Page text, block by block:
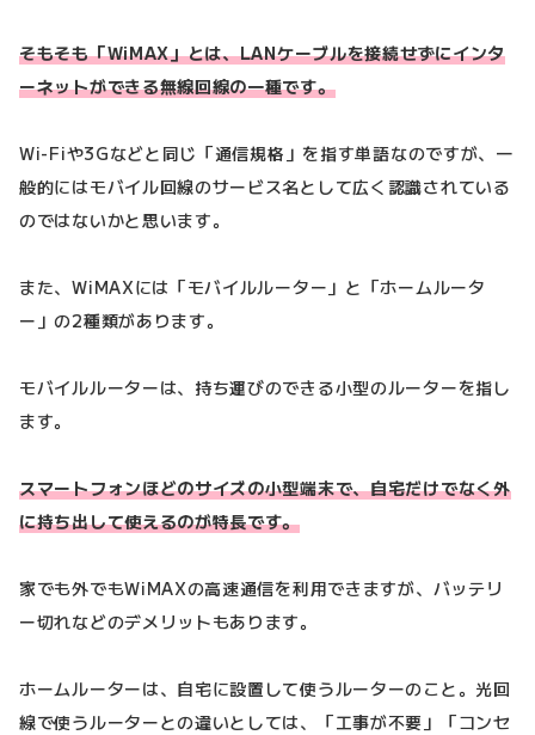
そもそも「WiMAX」とは、LANケーブルを接続せずにインタ
ーネットができる無線回線の一種です。
Wi-Fiや3Gなどと同じ「通信規格」を指す単語なのですが、一
般的にはモバイル回線のサービス名として広く認識されている
のではないかと思います。
また、WiMAXには「モバイルルーター」と「ホームルータ
ー」の2種類があります。
モバイルルーターは、持ち運びのできる小型のルーターを指し
ます。
スマートフォンほどのサイズの小型端末で、自宅だけでなく外
に持ち出して使えるのが特長です。
家でも外でもWiMAXの高速通信を利用できますが、バッテリ
ー切れなどのデメリットもあります。
ホームルーターは、自宅に設置して使うルーターのこと。光回
線で使うルーターとの違いとしては、「工事が不要」「コンセ